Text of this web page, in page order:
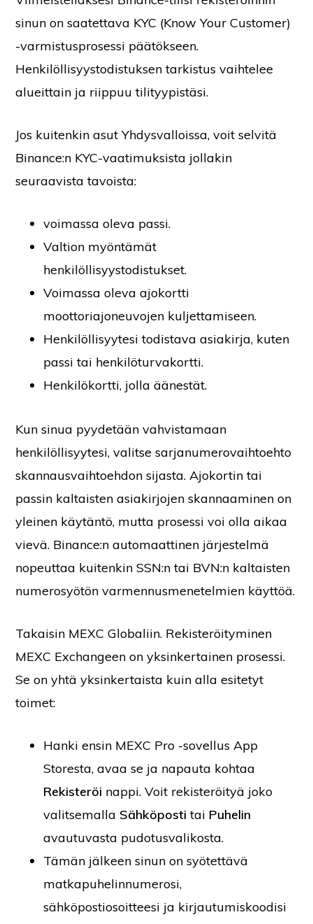
sinun on saatettava KYC (Know Your Customer)
-varmistusprosessi päätökseen.
Henkilöllisyystodistuksen tarkistus vaihtelee
alueittain ja riippuu tilityypistäsi.
Jos kuitenkin asut Yhdysvalloissa, voit selvitä
Binance:n KYC-vaatimuksista jollakin
seuraavista tavoista:
voimassa oleva passi.
Valtion myöntämät
henkilöllisyystodistukset.
Voimassa oleva ajokortti
moottoriajoneuvojen kuljettamiseen.
Henkilöllisyytesi todistava asiakirja, kuten
passi tai henkilöturvakortti.
Henkilökortti, jolla äänestät.
Kun sinua pyydetään vahvistamaan
henkilöllisyytesi, valitse sarjanumerovaihtoehto
skannausvaihtoehdon sijasta. Ajokortin tai
passin kaltaisten asiakirjojen skannaaminen on
yleinen käytäntö, mutta prosessi voi olla aikaa
vievä. Binance:n automaattinen järjestelmä
nopeuttaa kuitenkin SSN:n tai BVN:n kaltaisten
numerosyötön varmennusmenetelmien käyttöä.
Takaisin MEXC Globaliin. Rekisteröityminen
MEXC Exchangeen on yksinkertainen prosessi.
Se on yhtä yksinkertaista kuin alla esitetyt
toimet:
Hanki ensin MEXC Pro -sovellus App
Storesta, avaa se ja napauta kohtaa
Rekisteröi nappi. Voit rekisteröityä joko
valitsemalla Sähköposti tai Puhelin
avautuvasta pudotusvalikosta.
Tämän jälkeen sinun on syötettävä
matkapuhelinnumerosi,
sähköpostiosoitteesi ja kirjautumiskoodisi